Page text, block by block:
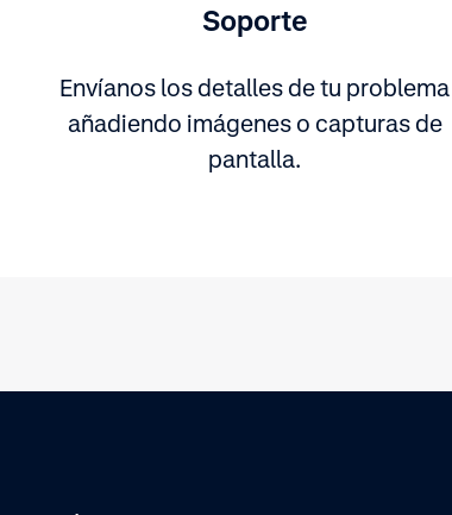
Soporte
Envíanos los detalles de tu problema
añadiendo imágenes o capturas de
pantalla.